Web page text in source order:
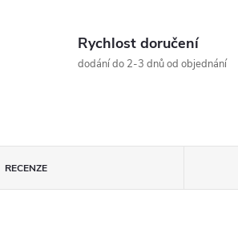
Rychlost doručení
dodání do 2-3 dnů od objednání
RECENZE